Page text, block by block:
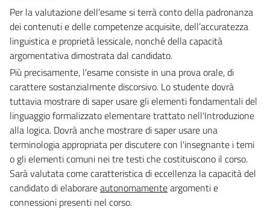
Per la valutazione dell’esame si terrà conto della padronanza
dei contenuti e delle competenze acquisite, dell’accuratezza
linguistica e proprietà lessicale, nonché della capacità
argomentativa dimostrata dal candidato.
Più precisamente, l'esame consiste in una prova orale, di
carattere sostanzialmente discorsivo. Lo studente dovrà
tuttavia mostrare di saper usare gli elementi fondamentali del
linguaggio formalizzato elementare trattato nell'Introduzione
alla logica. Dovrà anche mostrare di saper usare una
terminologia appropriata per discutere con l'insegnante i temi
o gli elementi comuni nei tre testi che costituiscono il corso.
Sarà valutata come caratteristica di eccellenza la capacità del
candidato di elaborareautonomamenteargomenti e
connessioni presenti nel corso.